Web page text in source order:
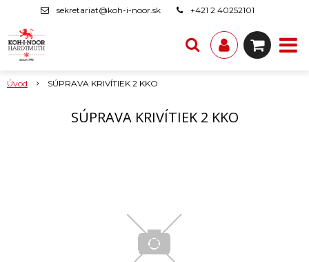
sekretariat@koh-i-noor.sk +421 2 40252101
Úvod SÚPRAVA KRIVÍTIEK 2 KKO
SÚPRAVA KRIVÍTIEK 2 KKO